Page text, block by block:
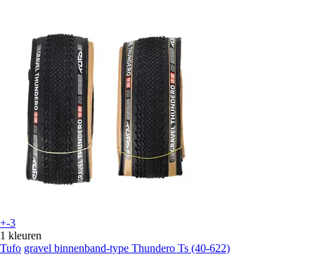
+-3
1 kleuren
Tufo gravel binnenband-type Thundero Ts (40-622)